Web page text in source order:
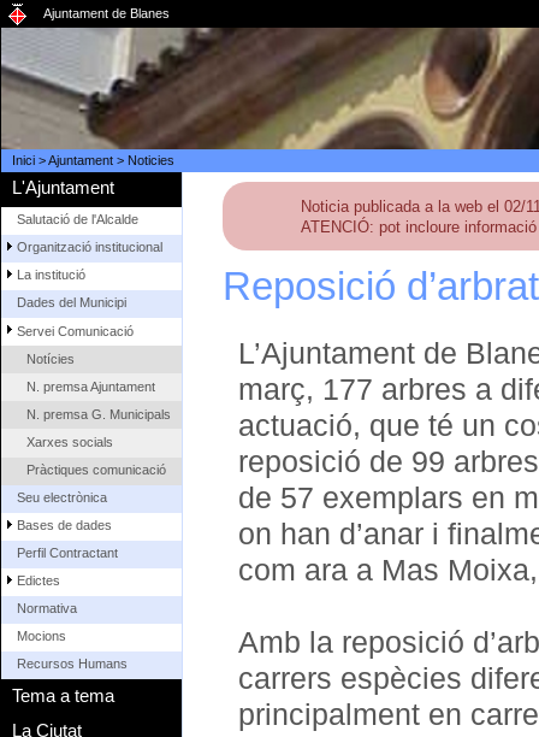
Ajuntament de Blanes
Inici>Ajuntament> Noticies
L'Ajuntament
Salutació de l'Alcalde
Organització institucional
La institució
Dades del Municipi
Servei Comunicació
Notícies
N. premsa Ajuntament
N. premsa G. Municipals
Xarxes socials
Pràctiques comunicació
Seu electrònica
Bases de dades
Perfil Contractant
Edictes
Normativa
Mocions
Recursos Humans
Tema a tema
La Ciutat
Noticia publicada a la web el 02/
ATENCIÓ: pot incloure
Reposició
L’Ajuntament de
març, 177 arbres a
actuació, que té un
reposició de 99
de 57 exemplars en
on han d’anar i
com ara a Mas
Amb la reposició
carrers espècies
principalment en